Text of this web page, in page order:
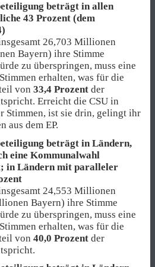
beträgt in allen
43 Prozent (dem
26,703 Millionen
Bayern) ihre Stimme
zu überspringen, muss eine
erhalten, was für die
von 33,4 Prozent der
Erreicht die CSU in
Stimmen, ist sie drin, gelingt ihr
aus dem EP.
beträgt in Ländern,
eine Kommunalwahl
in Ländern mit paralleler
24,553 Millionen
Bayern) ihre Stimme
zu überspringen, muss eine
erhalten, was für die
von 40,0 Prozent der